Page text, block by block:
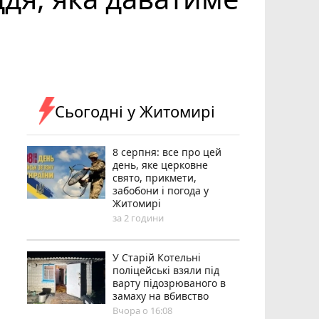
Сьогодні у Житомирі
8 серпня: все про цей
день, яке церковне
свято, прикмети,
забобони і погода у
Житомирі
за 2 години
У Старій Котельні
поліцейські взяли під
варту підозрюваного в
замаху на вбивство
Вчора о 16:08